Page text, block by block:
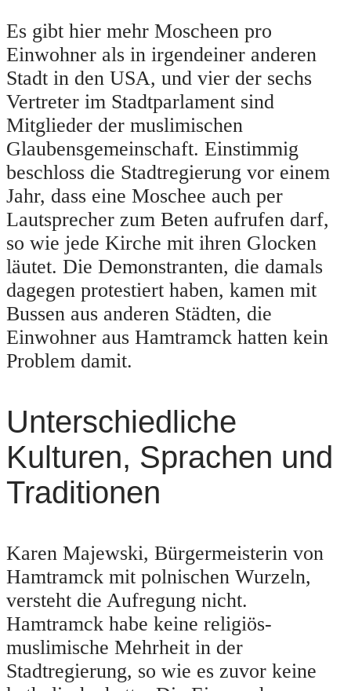
Es gibt hier mehr Moscheen pro
Einwohner als in irgendeiner anderen
Stadt in den USA, und vier der sechs
Vertreter im Stadtparlament sind
Mitglieder der muslimischen
Glaubensgemeinschaft. Einstimmig
beschloss die Stadtregierung vor einem
Jahr, dass eine Moschee auch per
Lautsprecher zum Beten aufrufen darf,
so wie jede Kirche mit ihren Glocken
läutet. Die Demonstranten, die damals
dagegen protestiert haben, kamen mit
Bussen aus anderen Städten, die
Einwohner aus Hamtramck hatten kein
Problem damit.
Unterschiedliche
Kulturen, Sprachen und
Traditionen
Karen Majewski, Bürgermeisterin von
Hamtramck mit polnischen Wurzeln,
versteht die Aufregung nicht.
Hamtramck habe keine religiös-
muslimische Mehrheit in der
Stadtregierung, so wie es zuvor keine